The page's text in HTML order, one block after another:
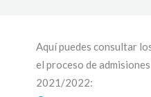
Aquí puedes consultar
el proceso de
2021/2022: